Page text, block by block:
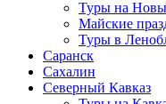
Туры на
Майские
Туры в
Саранск
Сахалин
Северный Кавказ